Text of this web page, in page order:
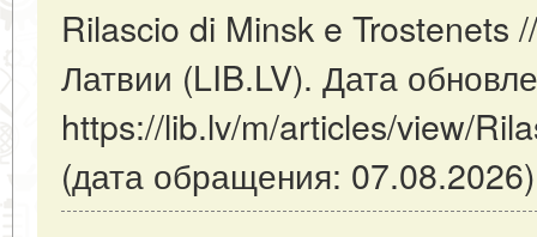
Rilascio di Minsk e Trostenets
Латвии (LIB.LV). Дата
https://lib.lv/m/articles/view/
(дата обращения: